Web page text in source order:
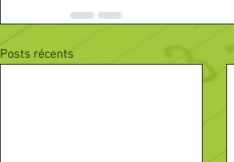
Posts récents